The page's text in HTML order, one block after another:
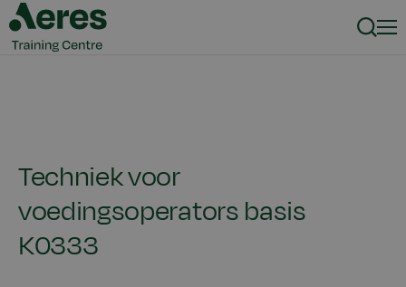
Techniek voor
voedingsoperators basis
K0333